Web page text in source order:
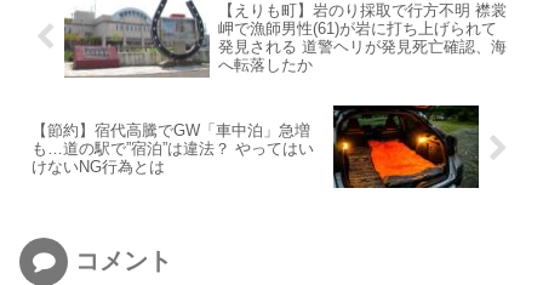
【えりも町】岩のり採取で行方不明 襟裳
岬で漁師男性(61)が岩に打ち上げられて
発見される 道警ヘリが発見死亡確認、海
へ転落したか
【節約】宿代高騰でGW「車中泊」急増
も…道の駅で”宿泊”は違法？ やってはい
けないNG行為とは
コメント